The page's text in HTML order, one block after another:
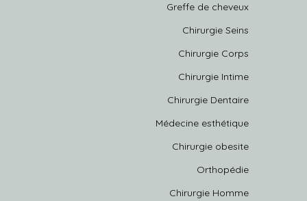
Greffe de cheveux
Chirurgie Seins
Chirurgie Corps
Chirurgie Intime
Chirurgie Dentaire
Médecine esthétique
Chirurgie obesite
Orthopédie
Chirurgie Homme